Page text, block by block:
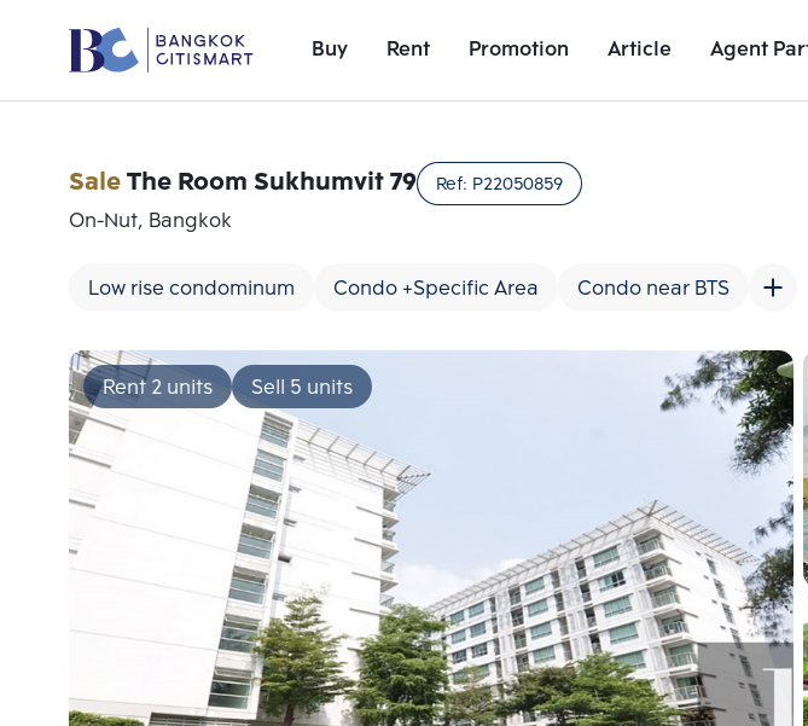
Buy Rent Promotion Article Agent
Project Details
SaleThe Room Sukhumvit 79 Ref: P22050859
On-Nut, Bangkok
Low rise condominum Condo +Specific Area Condo near BTS
Rent 2 units Sell 5 units
Add comparative units
Number 1
Add comparative units